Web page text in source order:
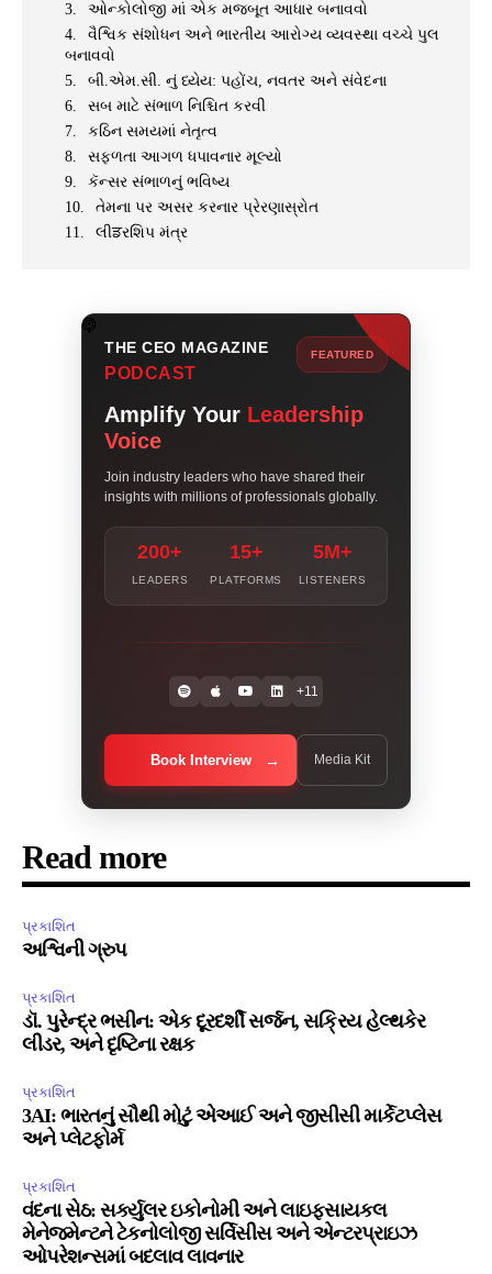
ઓન્કોલોજી માં એક મજબૂત આધાર બનાવવો
વૈશ્વિક સંશોધન અને ભારતીય આરોગ્ય વ્યવસ્થા વચ્ચે પુલ
બનાવવો
બી.એમ.સી. નું ધ્યેય: પહોંચ, નવતર અને સંવેદના
સબ માટે સંભાળ નિશ્ચિત કરવી
કઠિન સમયમાં નેતૃત્વ
સફળતા આગળ ધપાવનાર મૂલ્યો
કૅન્સર સંભાળનું ભવિષ્ય
તેમના પર અસર કરનાર પ્રેરણાસ્રોત
લીਡરશિપ મંત્ર
THE CEO MAGAZINE
PODCAST
FEATURED
Amplify Your Leadership
Voice
Join industry leaders who have shared their
insights with millions of professionals globally.
200+
LEADERS
15+
PLATFORMS
5M+
LISTENERS
+11
Book Interview Media Kit
Read more
પ્રકાશિત
અશ્વિની ગ્રુપ
પ્રકાશિત
ડૉ. પુરેન્દ્ર ભસીન: એક દૂરદર્શી સર્જન, સક્રિય હેલ્થકેર
લીડર, અને દૃષ્ટિના રક્ષક
પ્રકાશિત
3AI: ભારતનું સૌથી મોટું એઆઈ અને જીસીસી માર્કેટપ્લેસ
અને પ્લેટફોર્મ
પ્રકાશિત
વંદના સેઠ: સર્ક્યુલર ઇકોનોમી અને લાઇફસાયકલ
મેનેજમેન્ટને ટેકનોલોજી સર્વિસીસ અને એન્ટરપ્રાઇઝ
ઓપરેશન્સમાં બદલાવ લાવનાર